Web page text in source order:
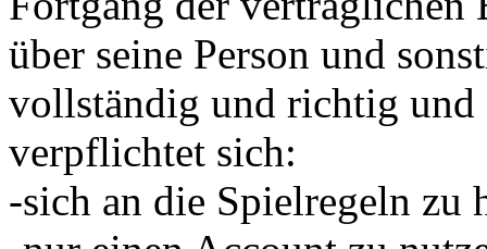
über seine Person und
vollständig und richtig
verpflichtet sich:
-sich an die Spielregeln zu